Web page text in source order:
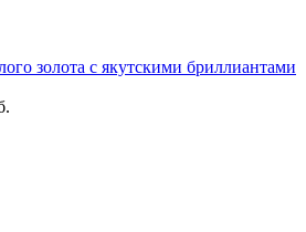
золота с якутскими бриллиантами